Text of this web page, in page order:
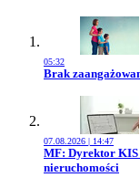
05:32
Przejdź do
Brak
07.08.2026 | 14:47
Przejdź do
MF: Dyrektor KIS
nieruchomości